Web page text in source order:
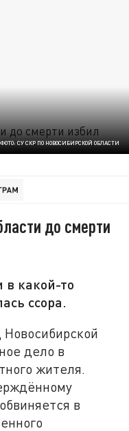
ФОТО: СУ СКР ПО НОВОСИБИРСКОЙ ОБЛАСТИ
до смерти
какой-то
ссора.
дело в
жителя.
в